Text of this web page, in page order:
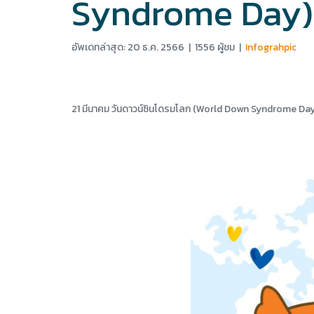
Syndrome Day)
อัพเดทล่าสุด: 20 ธ.ค. 2566 | 1556 ผู้ชม | Infograhpic
21 มีนาคม วันดาวน์ซินโดรมโลก (World Down Syndrome